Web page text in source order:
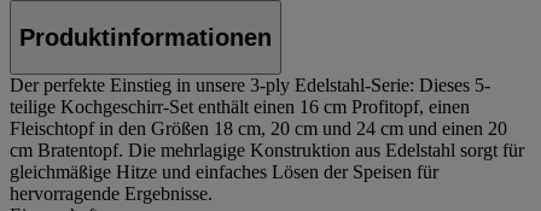
Produktinformationen
Der perfekte Einstieg in unsere 3‑ply Edelstahl-Serie: Dieses 5-
teilige Kochgeschirr-Set enthält einen 16 cm Profitopf, einen
Fleischtopf in den Größen 18 cm, 20 cm und 24 cm und einen 20
cm Bratentopf. Die mehrlagige Konstruktion aus Edelstahl sorgt für
gleichmäßige Hitze und einfaches Lösen der Speisen für
hervorragende Ergebnisse.